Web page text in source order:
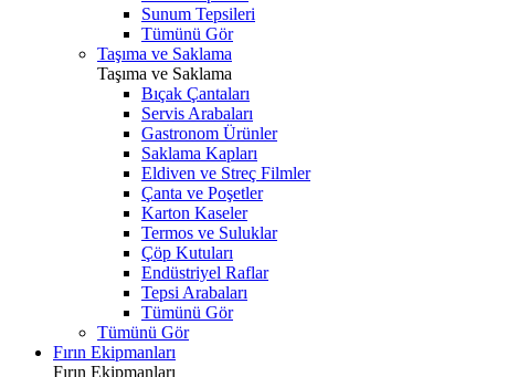
Sunum Tepsileri
Tümünü Gör
Taşıma ve Saklama
Taşıma ve Saklama
Bıçak Çantaları
Servis Arabaları
Gastronom Ürünler
Saklama Kapları
Eldiven ve Streç Filmler
Çanta ve Poşetler
Karton Kaseler
Termos ve Suluklar
Çöp Kutuları
Endüstriyel Raflar
Tepsi Arabaları
Tümünü Gör
Tümünü Gör
Fırın Ekipmanları
Fırın Ekipmanları